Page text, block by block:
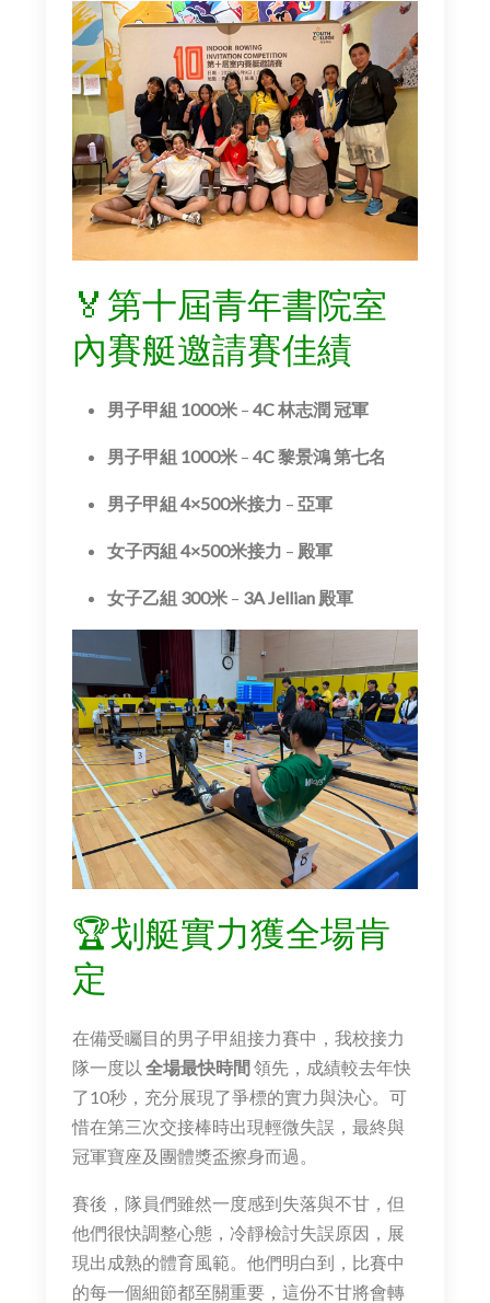
🏅第十屆青年書院室
內賽艇邀請賽佳績
男子甲組 1000米 – 4C 林志潤 冠軍
男子甲組 1000米 – 4C 黎景鴻 第七名
男子甲組 4×500米接力 – 亞軍
女子丙組 4×500米接力 – 殿軍
女子乙組 300米 – 3A Jellian 殿軍
🏆划艇實力獲全場肯
定
在備受矚目的男子甲組接力賽中，我校接力
隊一度以 全場最快時間領先，成績較去年快
了10秒，充分展現了爭標的實力與決心。可
惜在第三次交接棒時出現輕微失誤，最終與
冠軍寶座及團體獎盃擦身而過。
賽後，隊員們雖然一度感到失落與不甘，但
他們很快調整心態，冷靜檢討失誤原因，展
現出成熟的體育風範。他們明白到，比賽中
的每一個細節都至關重要，這份不甘將會轉